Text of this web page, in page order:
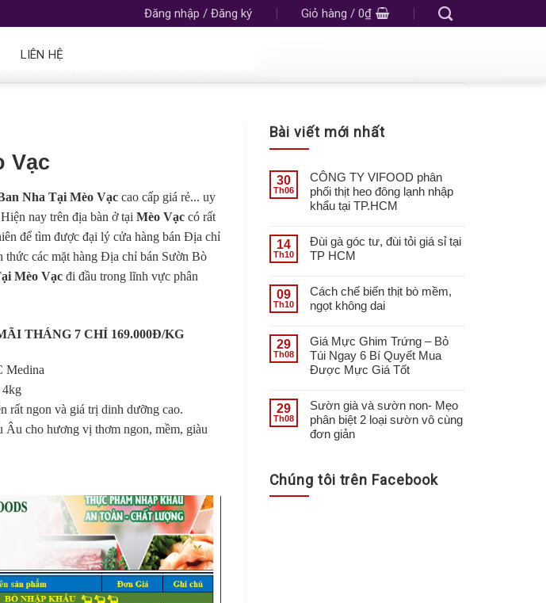
Đăng nhập / Đăng ký Giỏ hàng / 0₫
LIÊN HỆ
Vạc
Nha Tại Mèo Vạc cao cấp giá rẻ... uy
nay trên địa bàn ở tại Mèo Vạc có rất
để tìm được đại lý cửa hàng bán Địa chỉ
các mặt hàng Địa chỉ bán Sườn Bò
Mèo Vạc đi đầu trong lĩnh vực phân
THÁNG 7 CHỈ 169.000Đ/KG
Medina
4kg
rất ngon và giá trị dinh dưỡng cao.
Âu cho hương vị thơm ngon, mềm, giàu
Bài viết mới nhất
30
Th06
CÔNG TY VIFOOD phân
phối thịt heo đông lạnh nhập
khẩu tại TP.HCM
14
Th10
Đùi gà góc tư, đùi tỏi giá sỉ tại
TP HCM
09
Th10
Cách chế biến thịt bò mềm,
ngọt không dai
29
Th08
Giá Mực Ghim Trứng – Bỏ
Túi Ngay 6 Bí Quyết Mua
Được Mực Giá Tốt
29
Th08
Sườn già và sườn non- Mẹo
phân biệt 2 loại sườn vô cùng
đơn giản
Chúng tôi trên Facebook